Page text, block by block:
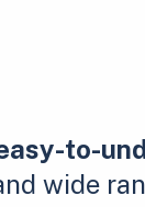
to-
wide